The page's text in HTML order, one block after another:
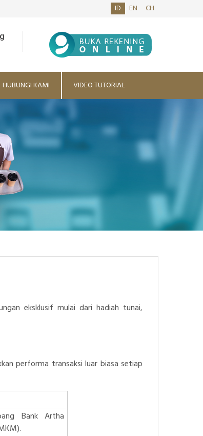
ID EN CH
HUBUNGI KAMI VIDEO TUTORIAL
eksklusif mulai dari hadiah tunai,
performa transaksi luar biasa setiap
Bank Artha